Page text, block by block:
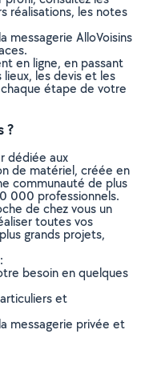
réalisations, les notes
messagerie AlloVoisins
en ligne, en passant
lieux, les devis et les
étape de votre
?
dédiée aux
de matériel, créée en
communauté de plus
000 professionnels.
de chez vous un
toutes vos
grands projets,
besoin en quelques
et
messagerie privée et